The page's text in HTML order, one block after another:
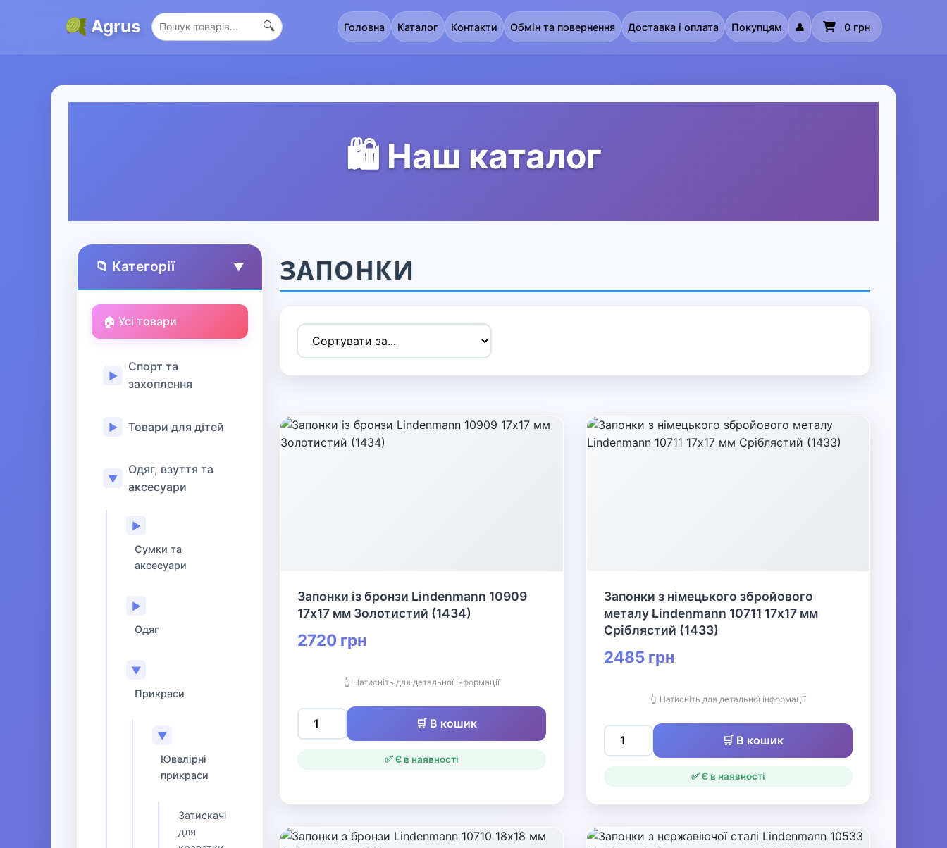
Agrus 🔍 Головна Каталог Контакти Обмін та повернення Доставка і оплата Покупцям 👤 0 грн
🛍️ Наш каталог
📁 Категорії ▲
🏠 Усі товари
▶
Спорт та
захоплення
▶ Товари для дітей
▼
Одяг, взуття та
аксесуари
▶
Сумки та
аксесуари
▶
Одяг
▼
Прикраси
▼
Ювелірні
прикраси
Затискачі
для
ЗАПОНКИ
Запонки із бронзи Lindenmann 10909
17х17 мм Золотистий (1434)
2720 грн
👆 Натисніть для детальної інформації
🛒 В кошик
✅ Є в наявності
Запонки з німецького збройового
металу Lindenmann 10711 17х17 мм
Сріблястий (1433)
2485 грн
👆 Натисніть для детальної інформації
🛒 В кошик
✅ Є в наявності